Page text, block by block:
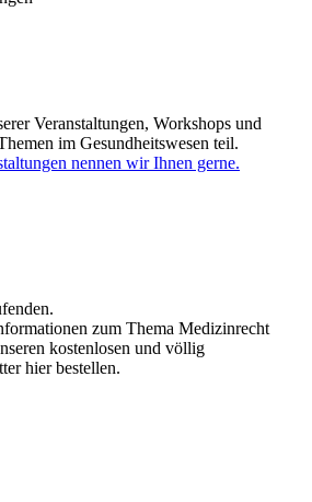
Veranstaltungen, Workshops und
im Gesundheitswesen teil.
nennen wir Ihnen gerne.
zum Thema Medizinrecht
kostenlosen und völlig
hier bestellen.